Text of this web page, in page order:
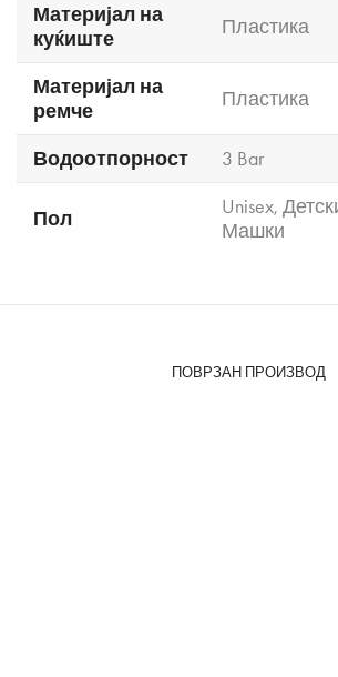
Материјал на
куќиште
Пластика
Материјал на
ремче
Пластика
Водоотпорност 3 Bar
Пол Unisex,
Машки
ПОВРЗАН ПРОИЗВОД